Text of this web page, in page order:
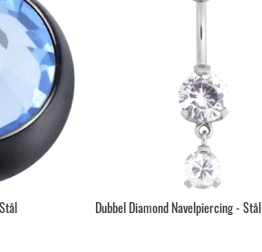
Dubbel Diamond Navelpiercing - Stål